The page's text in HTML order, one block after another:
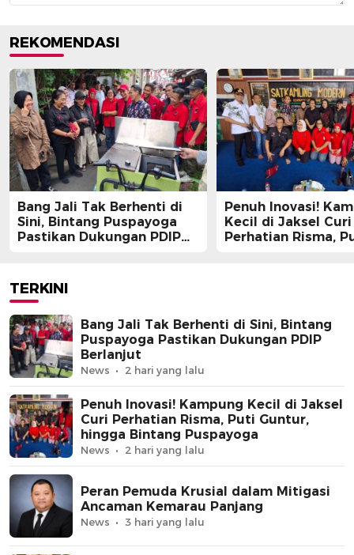
REKOMENDASI
Bang Jali Tak Berhenti di
Sini, Bintang Puspayoga
Pastikan Dukungan PDIP
Penuh Inovasi!
Kecil di Jaksel Curi
Perhatian Risma,
TERKINI
Bang Jali Tak Berhenti di Sini, Bintang
Puspayoga Pastikan Dukungan PDIP
Berlanjut
News 2 hari yang lalu
Penuh Inovasi! Kampung Kecil di Jaksel
Curi Perhatian Risma, Puti Guntur,
hingga Bintang Puspayoga
News 2 hari yang lalu
Peran Pemuda Krusial dalam Mitigasi
Ancaman Kemarau Panjang
News 3 hari yang lalu